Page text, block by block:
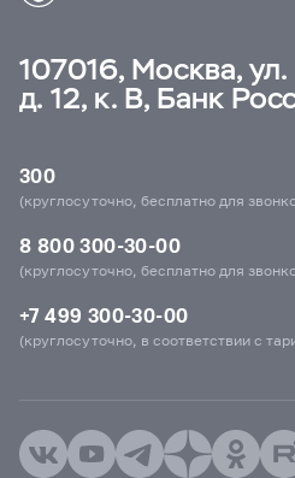
107016, Москва,
д. 12, к. В, Банк
300
(круглосуточно, бесплатно для
8 800 300-30-00
(круглосуточно, бесплатно для
+7 499 300-30-00
(круглосуточно, в соответствии с